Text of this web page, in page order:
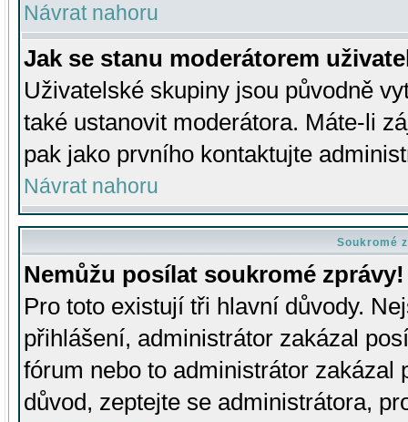
Návrat nahoru
Jak se stanu moderátorem
Uživatelské skupiny jsou původně
také ustanovit moderátora. Máte-li
pak jako prvního kontaktujte
Návrat nahoru
Soukromé
Nemůžu posílat soukromé zprávy!
Pro toto existují tři hlavní důvody.
přihlášení, administrátor zakázal
fórum nebo to administrátor zakázal
důvod, zeptejte se administrátora,